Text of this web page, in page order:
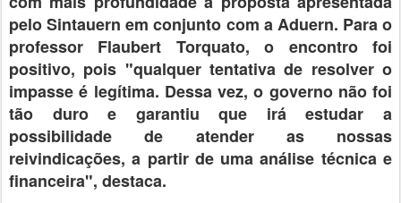
pelo Sintauern em conjunto com a Aduern. Para o
professor Flaubert Torquato, o encontro foi
positivo, pois "qualquer tentativa de resolver o
impasse é legítima. Dessa vez, o governo não foi
tão duro e garantiu que irá estudar a
possibilidade de atender as nossas
reivindicações, a partir de uma análise técnica e
financeira", destaca.